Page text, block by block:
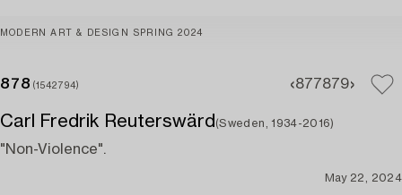
MODERN ART & DESIGN SPRING 2024
878 (1542794) 877879
Carl Fredrik Reuterswärd (Sweden, 1934-2016)
"Non-Violence".
May 22, 2024